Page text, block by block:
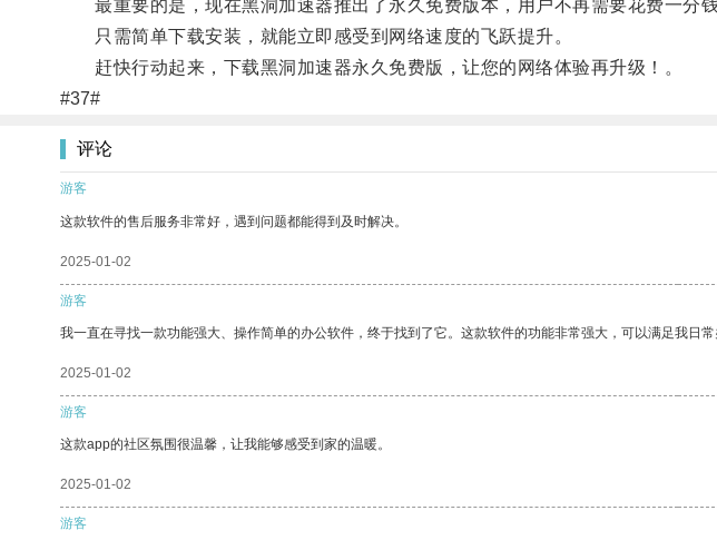
最重要的是，现在黑洞加速器推出了永久免费版本，用户不再需要花费一分钱
只需简单下载安装，就能立即感受到网络速度的飞跃提升。
赶快行动起来，下载黑洞加速器永久免费版，让您的网络体验再升级！。
#37#
评论
游客
这款软件的售后服务非常好，遇到问题都能得到及时解决。
2025-01-02
游客
我一直在寻找一款功能强大、操作简单的办公软件，终于找到了它。这款软件的功能非常强大，可以满足我日
2025-01-02
游客
这款app的社区氛围很温馨，让我能够感受到家的温暖。
2025-01-02
游客